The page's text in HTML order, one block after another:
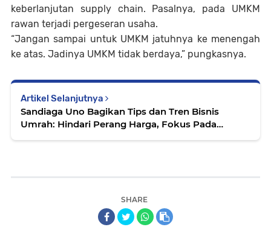
keberlanjutan supply chain. Pasalnya, pada UMKM
rawan terjadi pergeseran usaha.
“Jangan sampai untuk UMKM jatuhnya ke menengah
ke atas. Jadinya UMKM tidak berdaya,” pungkasnya.
Artikel Selanjutnya
Sandiaga Uno Bagikan Tips dan Tren Bisnis
Umrah: Hindari Perang Harga, Fokus Pada
SHARE